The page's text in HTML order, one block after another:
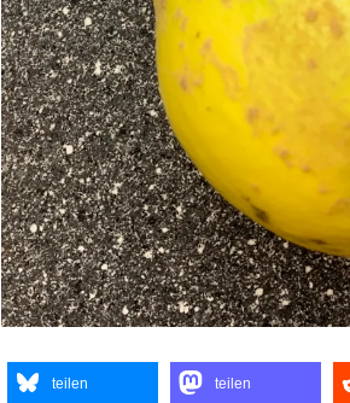
teilen teilen